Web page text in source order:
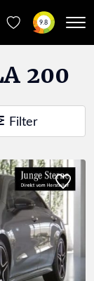
9.8
200
Filter